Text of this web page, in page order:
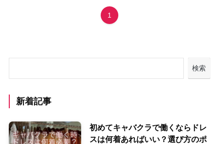
1
検索
新着記事
初めてキャバクラで働くならドレ
スは何着あればいい？選び方のポ